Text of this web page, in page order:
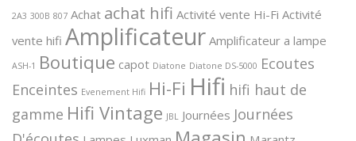
2A3 300B 807 Achat achat hifi Activité vente Hi-Fi Activité
vente hifi Amplificateur Amplificateur a lampe
ASH-1 Boutique capot Diatone Diatone DS-5000 Ecoutes
Enceintes Evenement Hifi Hi-Fi Hifi hifi haut de
gamme Hifi Vintage JBL Journées Journées